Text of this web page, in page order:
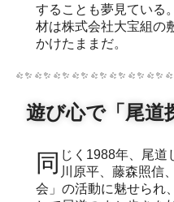
することも夢見ている
材は株式会社大宝組の
かけたままだ。
遊び心で「尾道
同じく1988年、尾道じゅうにん委員会は、赤瀬 川原平、藤森照信
会」の活動に魅せられ